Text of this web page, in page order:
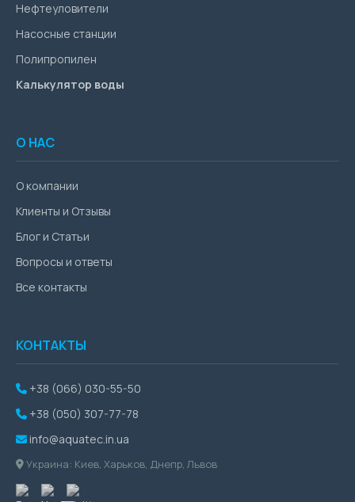
Нефтеуловители
Насосные станции
Полипропилен
Калькулятор воды
О НАС
О компании
Клиенты и Отзывы
Блог и Статьи
Вопросы и ответы
Все контакты
КОНТАКТЫ
+38 (066) 030-55-50
+38 (050) 307-77-78
info@aquatec.in.ua
Украина: Киев, Харьков, Днепр, Львов